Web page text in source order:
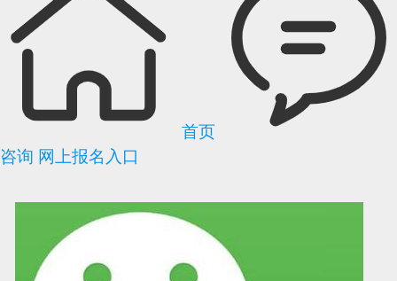
首页
咨询 网上报名入口